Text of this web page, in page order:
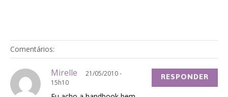
Comentários:
Mirelle
21/05/2010 -
15h10
RESPONDER